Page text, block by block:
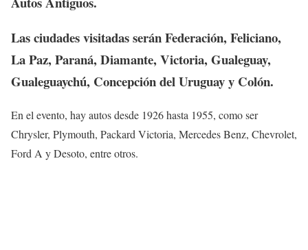
Las ciudades visitadas serán Federación, Feliciano,
La Paz, Paraná, Diamante, Victoria, Gualeguay,
Gualeguaychú, Concepción del Uruguay y Colón.
En el evento, hay autos desde 1926 hasta 1955, como ser
Chrysler, Plymouth, Packard Victoria, Mercedes Benz, Chevrolet,
Ford A y Desoto, entre otros.